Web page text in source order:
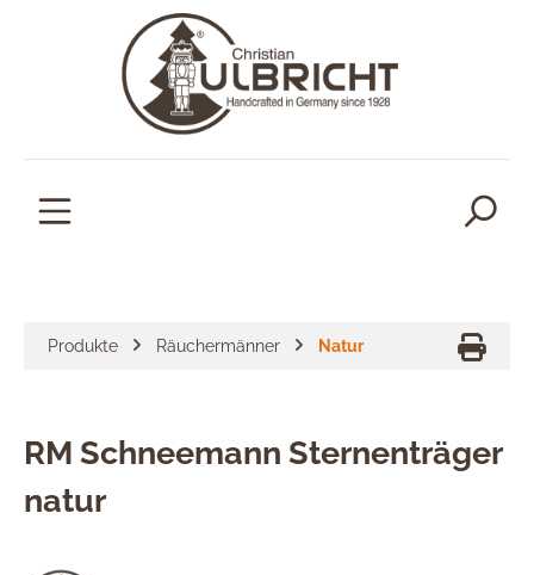
Produkte Räuchermänner Natur
RM Schneemann Sternenträger
natur